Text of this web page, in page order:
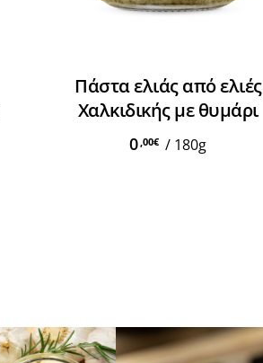
Πάστα ελιάς από ελιές
Χαλκιδικής με θυμάρι
0 ,00€ / 180g